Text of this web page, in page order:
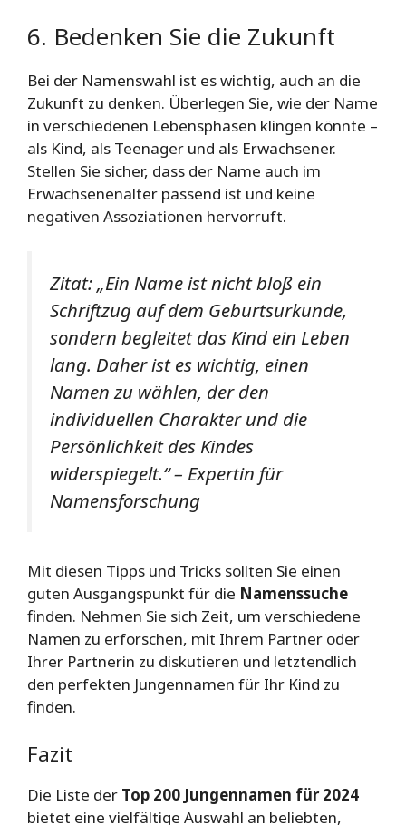
6. Bedenken Sie die Zukunft
Bei der Namenswahl ist es wichtig, auch an die
Zukunft zu denken. Überlegen Sie, wie der Name
in verschiedenen Lebensphasen klingen könnte –
als Kind, als Teenager und als Erwachsener.
Stellen Sie sicher, dass der Name auch im
Erwachsenenalter passend ist und keine
negativen Assoziationen hervorruft.
Zitat: „Ein Name ist nicht bloß ein
Schriftzug auf dem Geburtsurkunde,
sondern begleitet das Kind ein Leben
lang. Daher ist es wichtig, einen
Namen zu wählen, der den
individuellen Charakter und die
Persönlichkeit des Kindes
widerspiegelt.“ – Expertin für
Namensforschung
Mit diesen Tipps und Tricks sollten Sie einen
guten Ausgangspunkt für die Namenssuche
finden. Nehmen Sie sich Zeit, um verschiedene
Namen zu erforschen, mit Ihrem Partner oder
Ihrer Partnerin zu diskutieren und letztendlich
den perfekten Jungennamen für Ihr Kind zu
finden.
Fazit
Die Liste der Top 200 Jungennamen für 2024
bietet eine vielfältige Auswahl an beliebten,